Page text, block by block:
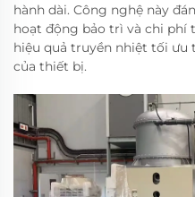
hành dài. Công nghệ này
hoạt động bảo trì và chi phí
hiệu quả truyền nhiệt tối
của thiết bị.